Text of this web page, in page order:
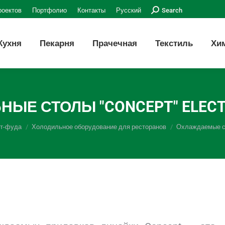
Портфолио Контакты Русский Поиск:Search
Пекарня Прачечная Текстиль
СТОЛЫ "CONCEPT"
фуда Холодильное оборудование для ресторанов Охлаждаемые